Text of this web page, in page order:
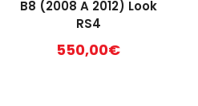
B8 (2008 A 2012) Look
RS4
550,00€